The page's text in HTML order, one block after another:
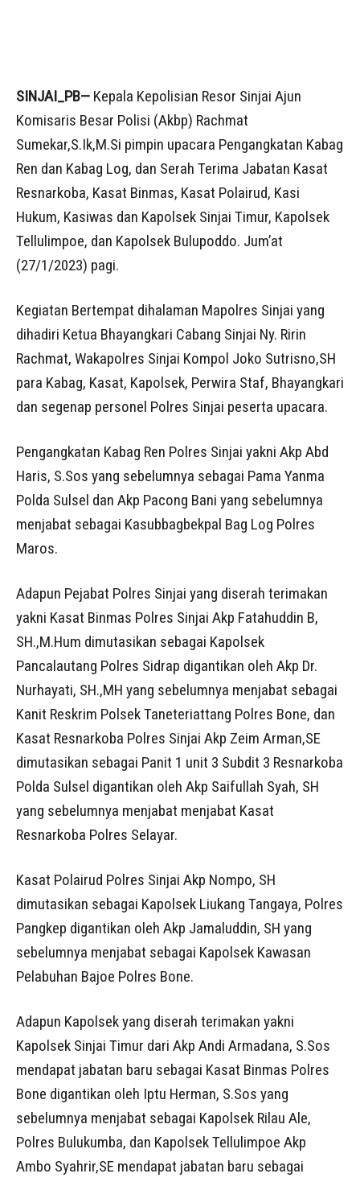
SINJAI_PB— Kepala Kepolisian Resor Sinjai Ajun
Komisaris Besar Polisi (Akbp) Rachmat
Sumekar,S.Ik,M.Si pimpin upacara Pengangkatan Kabag
Ren dan Kabag Log, dan Serah Terima Jabatan Kasat
Resnarkoba, Kasat Binmas, Kasat Polairud, Kasi
Hukum, Kasiwas dan Kapolsek Sinjai Timur, Kapolsek
Tellulimpoe, dan Kapolsek Bulupoddo. Jum’at
(27/1/2023) pagi.
Kegiatan Bertempat dihalaman Mapolres Sinjai yang
dihadiri Ketua Bhayangkari Cabang Sinjai Ny. Ririn
Rachmat, Wakapolres Sinjai Kompol Joko Sutrisno,SH
para Kabag, Kasat, Kapolsek, Perwira Staf, Bhayangkari
dan segenap personel Polres Sinjai peserta upacara.
Pengangkatan Kabag Ren Polres Sinjai yakni Akp Abd
Haris, S.Sos yang sebelumnya sebagai Pama Yanma
Polda Sulsel dan Akp Pacong Bani yang sebelumnya
menjabat sebagai Kasubbagbekpal Bag Log Polres
Maros.
Adapun Pejabat Polres Sinjai yang diserah terimakan
yakni Kasat Binmas Polres Sinjai Akp Fatahuddin B,
SH.,M.Hum dimutasikan sebagai Kapolsek
Pancalautang Polres Sidrap digantikan oleh Akp Dr.
Nurhayati, SH.,MH yang sebelumnya menjabat sebagai
Kanit Reskrim Polsek Taneteriattang Polres Bone, dan
Kasat Resnarkoba Polres Sinjai Akp Zeim Arman,SE
dimutasikan sebagai Panit 1 unit 3 Subdit 3 Resnarkoba
Polda Sulsel digantikan oleh Akp Saifullah Syah, SH
yang sebelumnya menjabat menjabat Kasat
Resnarkoba Polres Selayar.
Kasat Polairud Polres Sinjai Akp Nompo, SH
dimutasikan sebagai Kapolsek Liukang Tangaya, Polres
Pangkep digantikan oleh Akp Jamaluddin, SH yang
sebelumnya menjabat sebagai Kapolsek Kawasan
Pelabuhan Bajoe Polres Bone.
Adapun Kapolsek yang diserah terimakan yakni
Kapolsek Sinjai Timur dari Akp Andi Armadana, S.Sos
mendapat jabatan baru sebagai Kasat Binmas Polres
Bone digantikan oleh Iptu Herman, S.Sos yang
sebelumnya menjabat sebagai Kapolsek Rilau Ale,
Polres Bulukumba, dan Kapolsek Tellulimpoe Akp
Ambo Syahrir,SE mendapat jabatan baru sebagai